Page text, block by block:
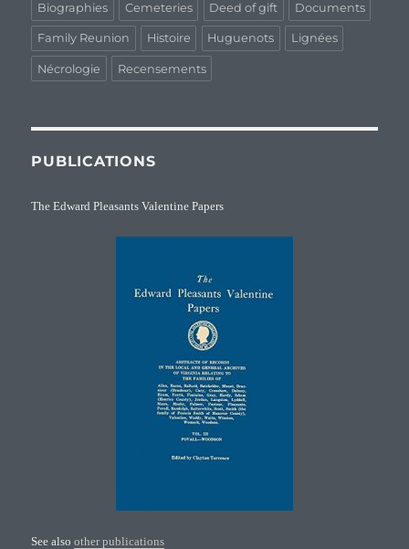
Biographies Cemeteries Deed of gift Documents
Family Reunion Histoire Huguenots Lignées
Nécrologie Recensements
PUBLICATIONS
The Edward Pleasants Valentine Papers
See alsoother publications